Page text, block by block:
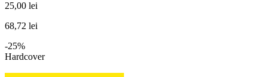
25,00 lei
68,72 lei
-25%
Hardcover